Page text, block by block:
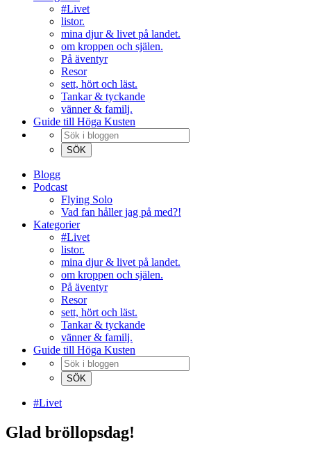
#Livet
listor.
mina djur & livet på landet.
om kroppen och själen.
På äventyr
Resor
sett, hört och läst.
Tankar & tyckande
vänner & familj.
Guide till Höga Kusten
Blogg
Podcast
Flying Solo
Vad fan håller jag på med?!
Kategorier
#Livet
listor.
mina djur & livet på landet.
om kroppen och själen.
På äventyr
Resor
sett, hört och läst.
Tankar & tyckande
vänner & familj.
Guide till Höga Kusten
#Livet
Glad bröllopsdag!